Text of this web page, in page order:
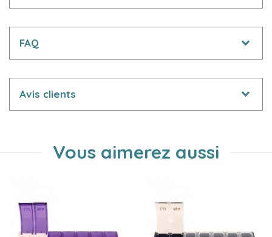
FAQ
Avis clients
Vous aimerez aussi